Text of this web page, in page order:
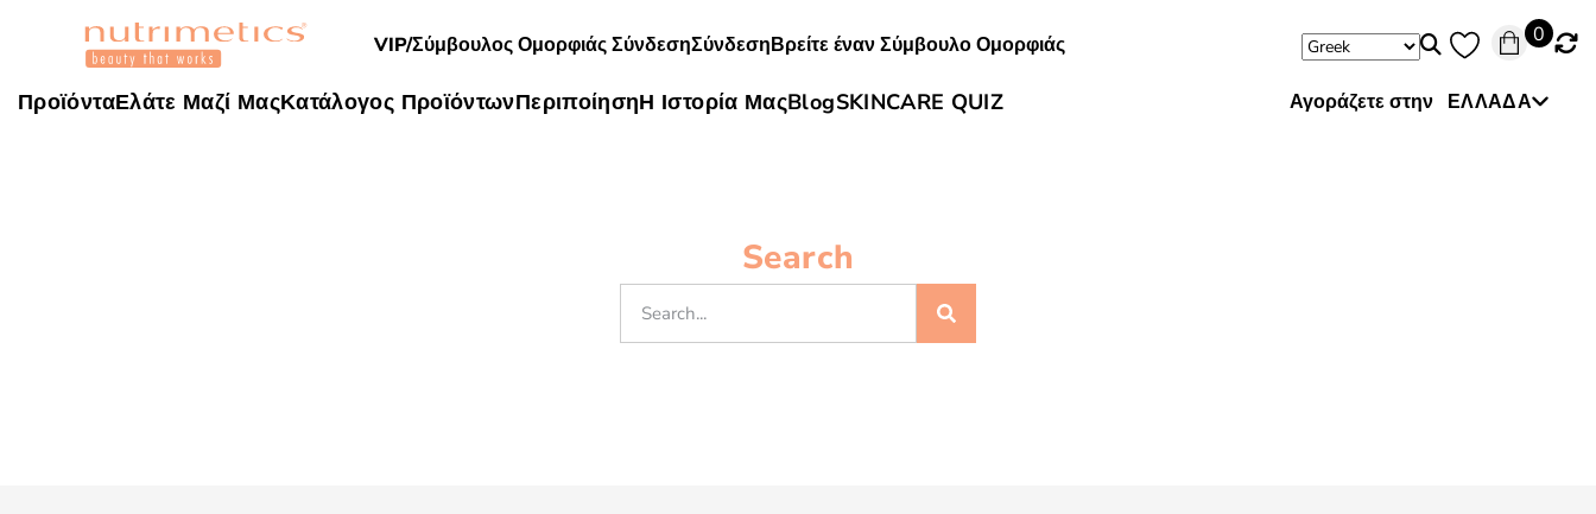
VIP/Σύμβουλος Ομορφιάς ΣύνδεσηΣύνδεσηΒρείτε έναν Σύμβουλο Ομορφιάς 0
ΠροϊόνταΕλάτε Μαζί ΜαςΚατάλογος ΠροϊόντωνΠεριποίησηΗ Ιστορία ΜαςBlogSKINCARE QUIZ Αγοράζετε στην ΕΛΛΆΔΑ
Search